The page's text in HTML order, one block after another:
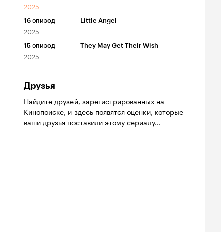
2025
16 эпизод
2025
Little Angel
15 эпизод
2025
They May Get Their Wish
Друзья
Найдите друзей, зарегистрированных на
Кинопоиске, и здесь появятся оценки, которые
ваши друзья поставили этому сериалу...